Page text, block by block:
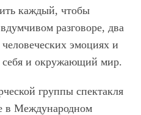
каждый, чтобы
разговоре, два
эмоциях и
себя и окружающий мир.
группы спектакля
в Международном